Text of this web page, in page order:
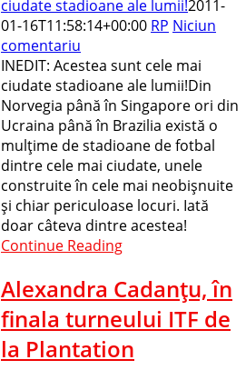
ciudate stadioane ale lumii!2011-
01-16T11:58:14+00:00 RP Niciun
comentariu
INEDIT: Acestea sunt cele mai
ciudate stadioane ale lumii!Din
Norvegia până în Singapore ori din
Ucraina până în Brazilia există o
mulţime de stadioane de fotbal
dintre cele mai ciudate, unele
construite în cele mai neobişnuite
şi chiar periculoase locuri. Iată
doar câteva dintre acestea!
Continue Reading
Alexandra Cadanţu, în
finala turneului ITF de
la Plantation